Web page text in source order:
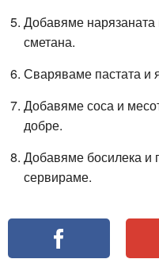
Добавяме
сметана.
Сваряваме пастата и
Добавяме соса и
добре.
Добавяме босилека и
сервираме.